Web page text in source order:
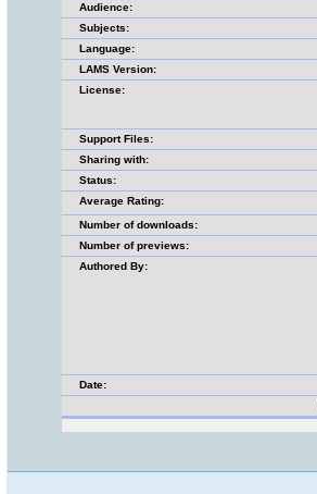
Audience:
Subjects:
Language:
LAMS Version:
License:
Support Files:
Sharing with:
Status:
Average Rating:
Number of downloads:
Number of previews:
Authored By:
Date: